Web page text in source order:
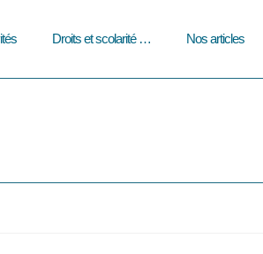
Droits et scolarité … Nos articles